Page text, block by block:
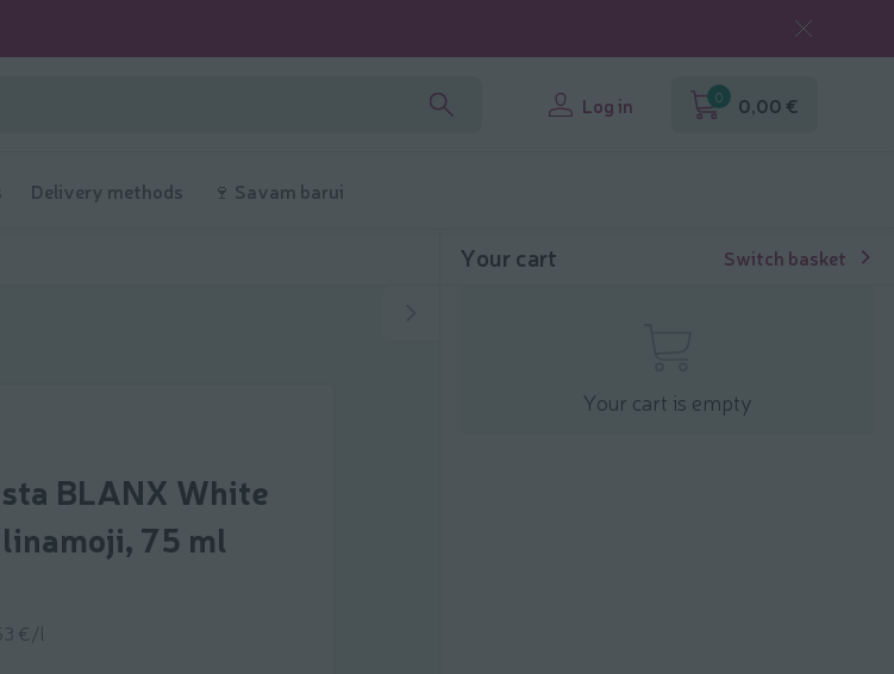
Log in 0 0,00 €
Delivery methods 🍷 Savam barui
BLANX White
75 ml
€/l
Your cart Switch basket
Your cart is empty